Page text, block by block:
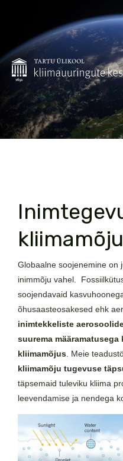
Globaalne soojenemine on
inimmõju vahel.
soojendavaid
õhusaasteosakesed ehk
inimtekkeliste
suurema
kliimamõjus . Meie
kliimamõju tugevuse
täpsemaid tuleviku kliima
leevendamise ja nendega